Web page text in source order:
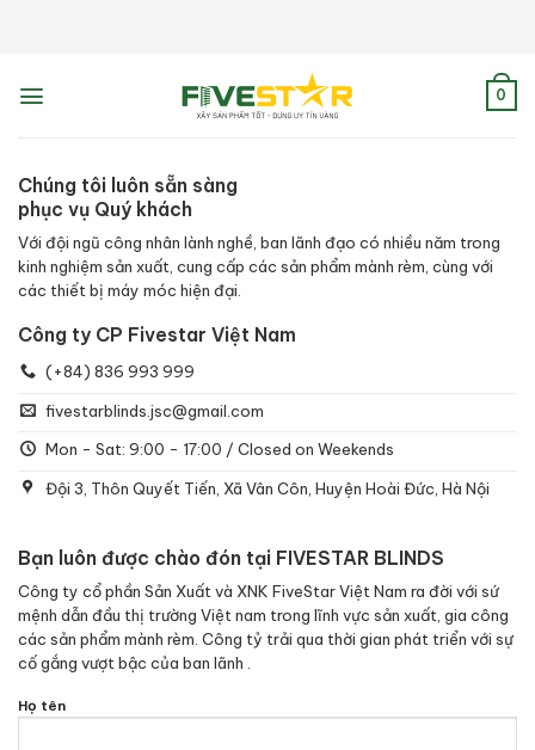
0
Chúng tôi luôn sẵn sàng
phục vụ Quý khách
Với đội ngũ công nhân lành nghề, ban lãnh đạo có nhiều năm trong
kinh nghiệm sản xuất, cung cấp các sản phẩm mành rèm, cùng với
các thiết bị máy móc hiện đại.
Công ty CP Fivestar Việt Nam
(+84) 836 993 999
fivestarblinds.jsc@gmail.com
Mon - Sat: 9:00 - 17:00 / Closed on Weekends
Đội 3, Thôn Quyết Tiến, Xã Vân Côn, Huyện Hoài Đức, Hà Nội
Bạn luôn được chào đón tại FIVESTAR BLINDS
Công ty cổ phần Sản Xuất và XNK FiveStar Việt Nam ra đời với sứ
mệnh dẫn đầu thị trường Việt nam trong lĩnh vực sản xuất, gia công
các sản phẩm mành rèm. Công tỷ trải qua thời gian phát triển với sự
cố gắng vượt bậc của ban lãnh .
Họ tên